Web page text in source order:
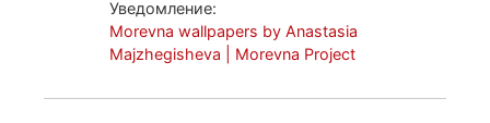
Уведомление:
Morevna wallpapers by Anastasia
Majzhegisheva | Morevna Project